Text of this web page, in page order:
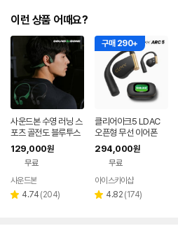
이런 상품 어때요?
사운드본 수영 러닝 스
포츠 골전도 블루투스
오픈형 무선 이어폰 R
S01 런소닉
129,000원
무료
사운드본
별 4.74 리
(204)
구매 290+
클리어아크5 LDAC
오픈형 무선 이어폰
294,000원
무료
페이
아이스카이샵
별 4.82 리
(174)